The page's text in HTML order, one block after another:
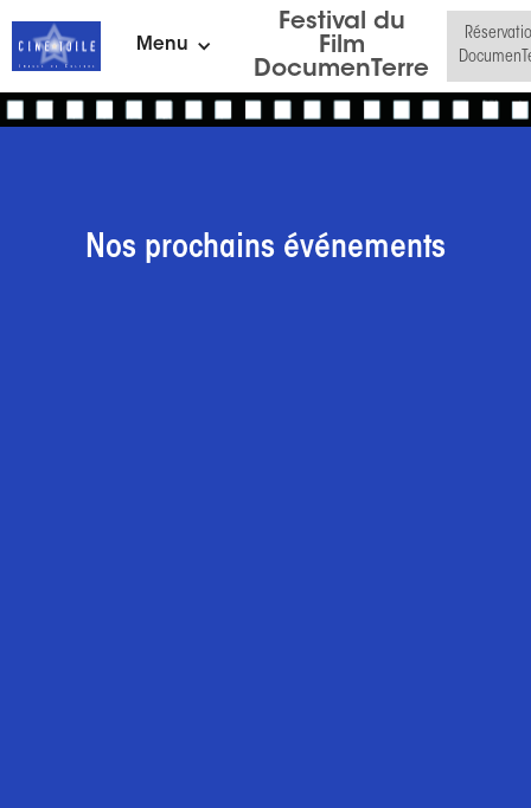
Menu
Festival du
Film
DocumenTerre
Nos prochains événements